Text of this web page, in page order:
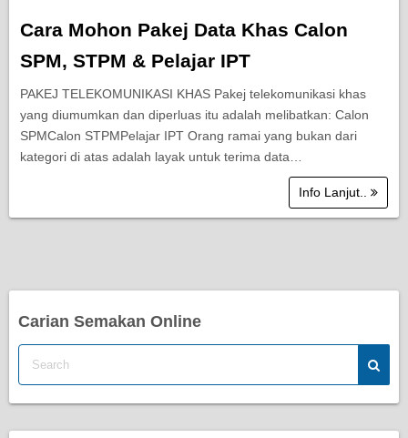
Cara Mohon Pakej Data Khas Calon
SPM, STPM & Pelajar IPT
PAKEJ TELEKOMUNIKASI KHAS Pakej telekomunikasi khas
yang diumumkan dan diperluas itu adalah melibatkan: Calon
SPMCalon STPMPelajar IPT Orang ramai yang bukan dari
kategori di atas adalah layak untuk terima data…
Info Lanjut..
Carian Semakan Online